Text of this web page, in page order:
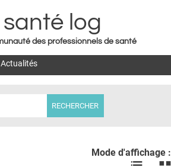
to navigation
santé log
des professionnels de santé
Actualités
Mode d'affichage :